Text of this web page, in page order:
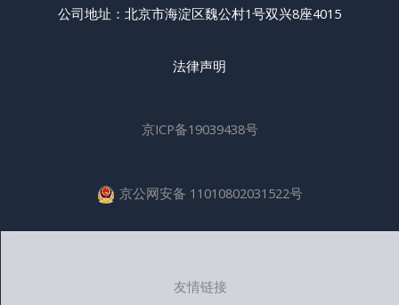
公司地址：北京市海淀区魏公村1号双兴8座4015
法律声明
京ICP备19039438号
京公网安备 11010802031522号
友情链接